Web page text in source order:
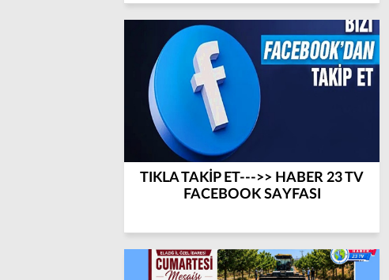
TIKLA TAKİP ET--->> HABER 23 TV
FACEBOOK SAYFASI